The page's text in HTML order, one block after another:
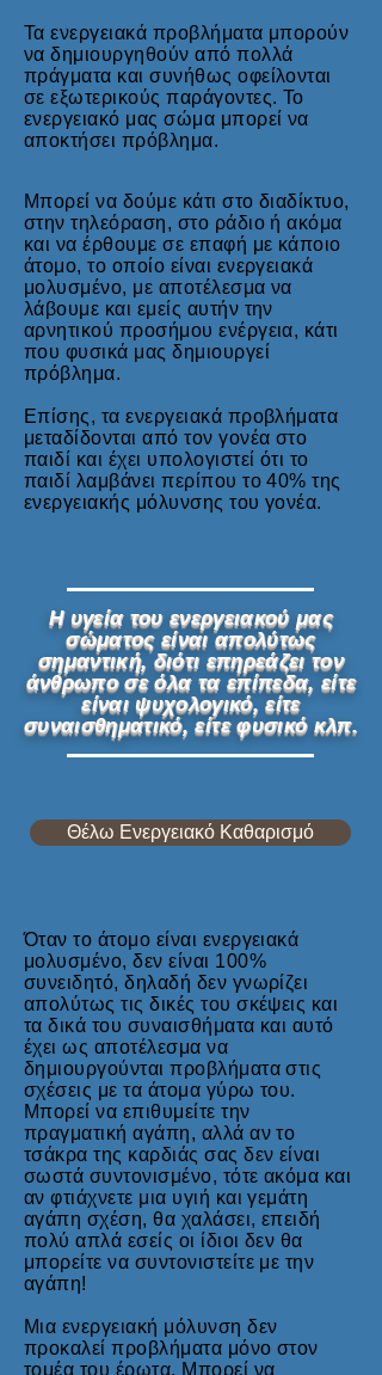
Τα ενεργειακά προβλήματα μπορούν
να δημιουργηθούν από πολλά
πράγματα και συνήθως οφείλονται
σε εξωτερικούς παράγοντες. Το
ενεργειακό μας σώμα μπορεί να
αποκτήσει πρόβλημα.
Μπορεί να δούμε κάτι στο διαδίκτυο,
στην τηλεόραση, στο ράδιο ή ακόμα
και να έρθουμε σε επαφή με κάποιο
άτομο, το οποίο είναι ενεργειακά
μολυσμένο, με αποτέλεσμα να
λάβουμε και εμείς αυτήν την
αρνητικού προσήμου ενέργεια, κάτι
που φυσικά μας δημιουργεί
πρόβλημα.
Επίσης, τα ενεργειακά προβλήματα
μεταδίδονται από τον γονέα στο
παιδί και έχει υπολογιστεί ότι το
παιδί λαμβάνει περίπου το 40% της
ενεργειακής μόλυνσης του γονέα.
Η υγεία του ενεργειακού μας
σώματος είναι απολύτως
σημαντική, διότι επηρεάζει τον
άνθρωπο σε όλα τα επίπεδα, είτε
είναι ψυχολογικό, είτε
συναισθηματικό, είτε φυσικό κλπ.
Θέλω Ενεργειακό Καθαρισμό
Όταν το άτομο είναι ενεργειακά
μολυσμένο, δεν είναι 100%
συνειδητό, δηλαδή δεν γνωρίζει
απολύτως τις δικές του σκέψεις και
τα δικά του συναισθήματα και αυτό
έχει ως αποτέλεσμα να
δημιουργούνται προβλήματα στις
σχέσεις με τα άτομα γύρω του.
Μπορεί να επιθυμείτε την
πραγματική αγάπη, αλλά αν το
τσάκρα της καρδιάς σας δεν είναι
σωστά συντονισμένο, τότε ακόμα και
αν φτιάχνετε μια υγιή και γεμάτη
αγάπη σχέση, θα χαλάσει, επειδή
πολύ απλά εσείς οι ίδιοι δεν θα
μπορείτε να συντονιστείτε με την
αγάπη!
Μια ενεργειακή μόλυνση δεν
προκαλεί προβλήματα μόνο στον
τομέα του έρωτα. Μπορεί να